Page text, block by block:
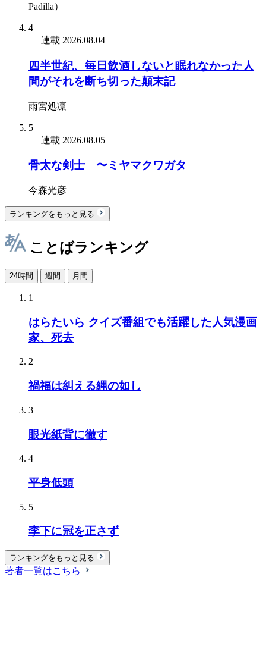
Padilla）
4
連載 2026.08.04
四半世紀、毎日飲酒しないと眠れなかった人
間がそれを断ち切った顛末記
雨宮処凛
5
連載 2026.08.05
骨太な剣士 〜ミヤマクワガタ
今森光彦
ランキングをもっと見る
ことばランキング
24時間 週間 月間
1
はらたいら クイズ番組でも活躍した人気漫画
家、死去
2
禍福は糾える縄の如し
3
眼光紙背に徹す
4
平身低頭
5
李下に冠を正さず
ランキングをもっと見る
著者一覧はこちら